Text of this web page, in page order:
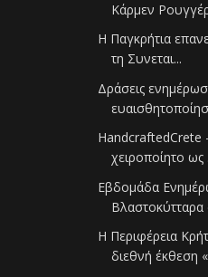
Κάρμεν
H Παγκρήτια
τη Συνεται...
Δράσεις
HandcraftedCrete
χειροποίητο ως
Εβδομάδα
Βλαστοκύτταρα
Η Περιφέρεια
διεθνή έκθεση